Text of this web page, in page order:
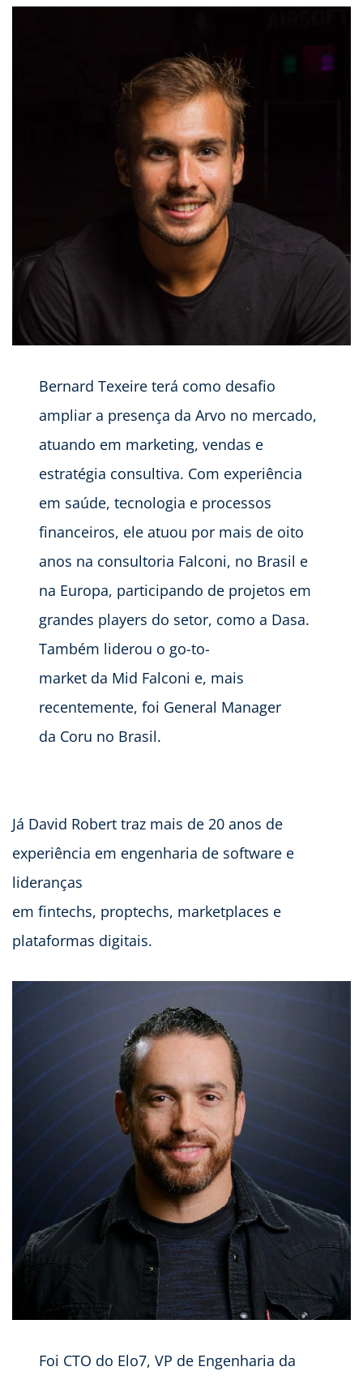
Bernard Texeire terá como desafio
ampliar a presença da Arvo no mercado,
atuando em marketing, vendas e
estratégia consultiva. Com experiência
em saúde, tecnologia e processos
financeiros, ele atuou por mais de oito
anos na consultoria Falconi, no Brasil e
na Europa, participando de projetos em
grandes players do setor, como a Dasa.
Também liderou o go-to-
market da Mid Falconi e, mais
recentemente, foi General Manager
da Coru no Brasil.
Já David Robert traz mais de 20 anos de
experiência em engenharia de software e
lideranças
em fintechs, proptechs, marketplaces e
plataformas digitais.
Foi CTO do Elo7, VP de Engenharia da